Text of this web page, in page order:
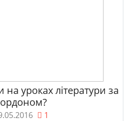
уроках літератури за
1